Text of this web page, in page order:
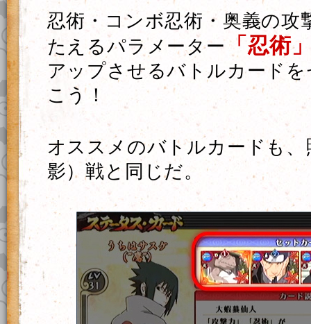
忍術・コンボ忍術・奥義の攻
たえるパラメーター 「忍術
アップさせるバトルカード
こう！
オススメのバトルカードも、
影）戦と同じだ。